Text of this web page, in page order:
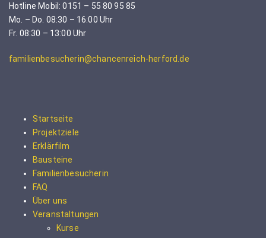
Hotline Mobil: 0151 – 55 80 95 85
Mo. – Do. 08:30 – 16:00 Uhr
Fr. 08:30 – 13:00 Uhr
familienbesucherin@chancenreich-herford.de
Startseite
Projektziele
Erklärfilm
Bausteine
Familienbesucherin
FAQ
Über uns
Veranstaltungen
Kurse